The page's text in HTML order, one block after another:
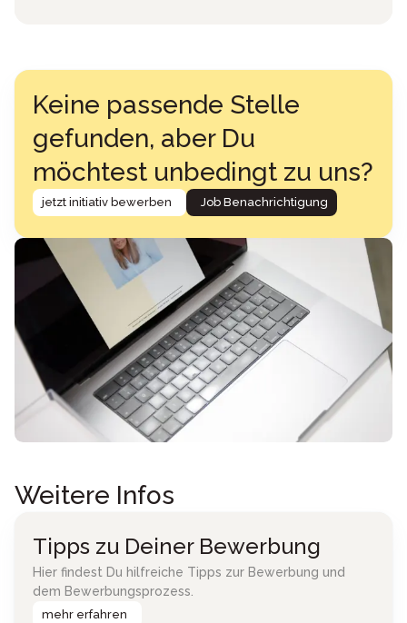
Keine passende Stelle
gefunden, aber Du
möchtest unbedingt zu uns?
jetzt initiativ bewerben Job Benachrichtigung
Weitere Infos
Tipps zu Deiner Bewerbung
Hier findest Du hilfreiche Tipps zur Bewerbung und
dem Bewerbungsprozess.
mehr erfahren